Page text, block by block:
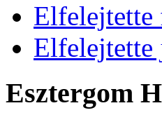
Elfelejtette
Elfelejtette
Esztergom